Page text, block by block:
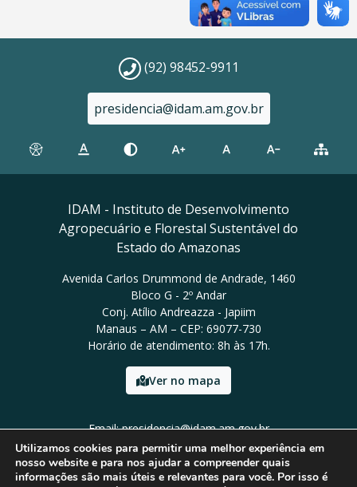
(92) 98452-9911
presidencia@idam.am.gov.br
IDAM - Instituto de Desenvolvimento
Agropecuário e Florestal Sustentável do
Estado do Amazonas
Avenida Carlos Drummond de Andrade, 1460
Bloco G - 2º Andar
Conj. Atílio Andreazza - Japiim
Manaus – AM – CEP: 69077-730
Horário de atendimento: 8h às 17h.
Ver no mapa
Email: presidencia@idam.am.gov.br
Tel: (92) 98452-9911
Utilizamos cookies para permitir uma melhor experiência em
nosso website e para nos ajudar a compreender quais
informações são mais úteis e relevantes para você. Por isso é